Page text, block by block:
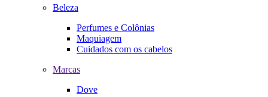
Beleza
Perfumes e Colônias
Maquiagem
Cuidados com os cabelos
Marcas
Dove